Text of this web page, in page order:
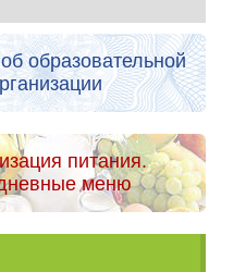
образовательной
питания.
меню